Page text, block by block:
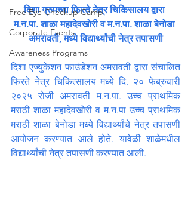
Free Eye Checkup Camp
Corporate Events
Awareness Programs
दिशा ग्रुपच्या फिरते नेत्र चिकिसालय द्वारा
म.न.पा. शाळा महादेवखोरी व म.न.पा. शाळा बेनोडा
अमरावती, मध्ये विद्यार्थ्यांची नेत्र तपासणी
दिशा एज्युकेशन फाउंडेशन अमरावती द्वारा संचालित
फिरते नेत्र चिकित्सालय मध्ये दि. २० फेब्रुवारी
२०२५ रोजी अमरावती म.न.पा. उच्च प्राथमिक
मराठी शाळा महादेवखोरी व म.न.पा उच्च प्राथमिक
मराठी शाळा बेनोडा मध्ये विद्यार्थ्यांचे नेत्र तपासणी
आयोजन करण्यात आले होते. यावेळी शाळेमधील
विद्यार्थ्यांची नेत्र तपासणी करण्यात आली.